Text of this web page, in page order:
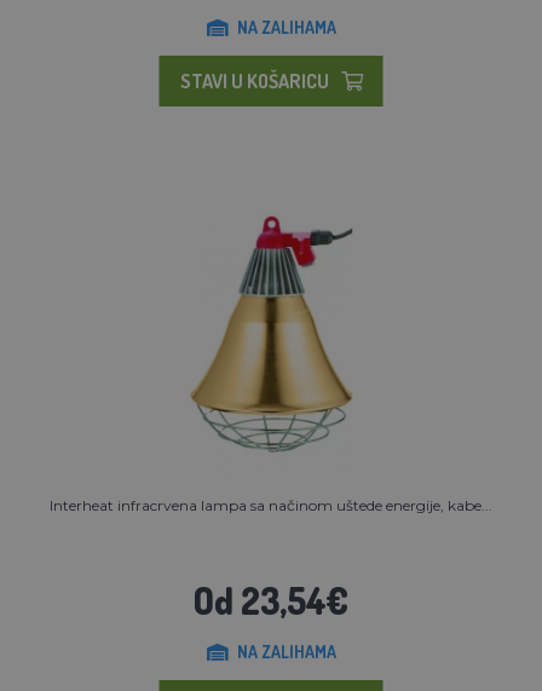
NA ZALIHAMA
STAVI U KOŠARICU
Interheat infracrvena lampa sa načinom uštede energije, kabe...
Od 23,54€
NA ZALIHAMA